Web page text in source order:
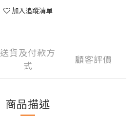
加入追蹤清單
送貨及付款方
式
顧客評價
商品描述